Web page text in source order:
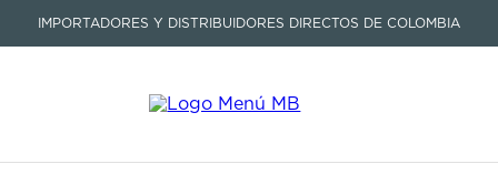
IMPORTADORES Y DISTRIBUIDORES DIRECTOS DE COLOMBIA